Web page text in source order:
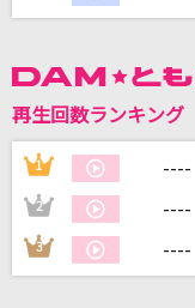
カ
家族
再生回数ランキング
1 ----
2 ----
3 ----